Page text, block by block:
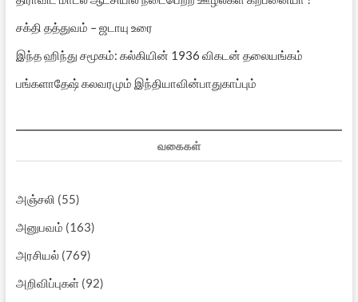
சக்தி தத்துவம் – ஜடாயு உரை
இந்த ஹிந்து சமூகம்: கல்கியின் 1936 விகடன் தலையங்கம்
பங்களாதேஷ் கலவரமும் இந்தியாவின்பாதுகாப்பும்
வகைகள்
அஞ்சலி (55)
அனுபவம் (163)
அரசியல்(769)
அறிவிப்புகள்(92)